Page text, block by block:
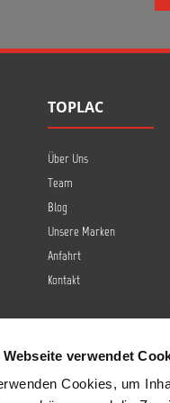
Webseite verwendet
Cookies, um
TOPLAC
Über Uns
Team
Blog
Unsere Marken
Anfahrt
Kontakt